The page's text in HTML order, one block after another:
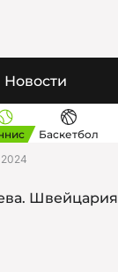
Новости
Баскетбол
Швейцария